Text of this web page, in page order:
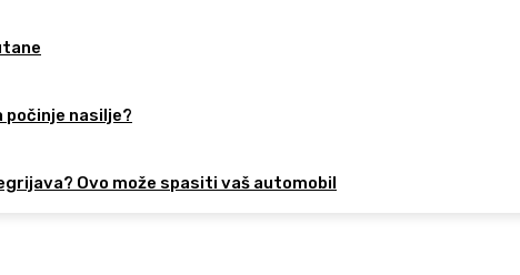
počinje nasilje?
Ovo može spasiti vaš automobil